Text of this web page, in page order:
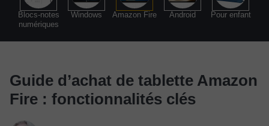
Blocs-notes
numériques
Windows Amazon Fire Android Pour enfant
Guide d’achat de tablette Amazon
Fire : fonctionnalités clés